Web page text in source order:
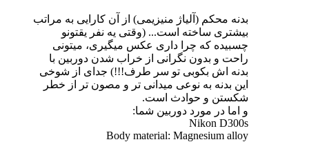
بدنه محکم (آلیاژ منیزیمی) از آن کارایی به مراتب
بیشتری ساخته است... (وقتی یه نفر یقتونو
چسبیده که چرا داری عکس میگیری، میتونی
راحت و بدون نگرانی از خراب شدن دوربین با
بدنه اش بکوبی تو سر طرف!!!) جدای از شوخی
این بدنه به نوعی میدانی تر و مصون تر از خطر
شکستن و حوادث است.
و اما در مورد دوربین شما:
Nikon D300s
Body material: Magnesium alloy